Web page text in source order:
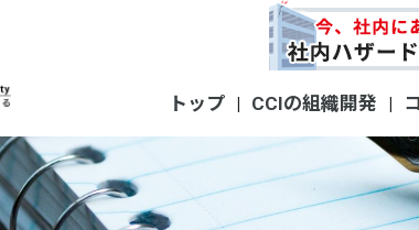
トップ | CCIの組織開発 |